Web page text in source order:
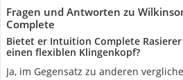
Fragen und Antworten zu
Complete
Bietet er Intuition Complete
einen flexiblen Klingenkopf?
Ja, im Gegensatz zu anderen